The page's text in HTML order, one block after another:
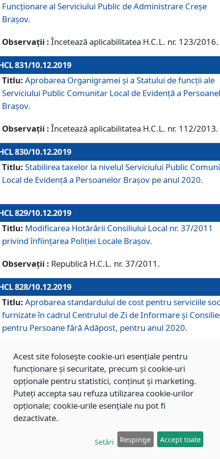
Funcționare al Serviciului Public de Administrare Creșe
Brașov.
Observații : Încetează aplicabilitatea H.C.L. nr. 123/2016.
831/10.12.2019
Titlu: Aprobarea Organigramei și a Statului de funcții ale
Serviciului Public Comunitar Local de Evidență a
Brașov.
Observații : Încetează aplicabilitatea H.C.L. nr. 112/2013.
830/10.12.2019
Titlu: Stabilirea taxelor la nivelul Serviciului Public
Local de Evidenţă a Persoanelor Braşov pe anul 2020.
829/10.12.2019
Titlu: Modificarea Hotărârii Consiliului Local nr. 37/2011
privind înființarea Poliției Locale Brașov.
Observații : Republică H.C.L. nr. 37/2011.
828/10.12.2019
Titlu: Aprobarea standardului de cost pentru serviciile
furnizate în cadrul Centrului de Zi de Informare și
pentru Persoane fără Adăpost, pentru anul 2020.
827/10.12.2019
Aprobarea standardului de cost pentru serviciile
furnizate în cadrul Centrului Rezidențial pentru Persoane
Adăpost, pentru anul 2020.
Aprobarea standardului de cost pentru serviciile
Acest site folosește cookie-uri esențiale pentru
funcționare și securitate, precum și cookie-uri
opționale pentru statistici, conținut și marketing.
Puteți accepta sau refuza utilizarea cookie-urilor
opționale; cookie-urile esențiale nu pot fi
dezactivate.
Setări Respinge Accept toate